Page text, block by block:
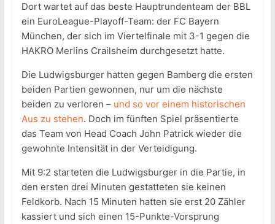
Dort wartet auf das beste Hauptrundenteam der BBL
ein EuroLeague-Playoff-Team: der FC Bayern
München, der sich im Viertelfinale mit 3-1 gegen die
HAKRO Merlins Crailsheim durchgesetzt hatte.
Die Ludwigsburger hatten gegen Bamberg die ersten
beiden Partien gewonnen, nur um die nächste
beiden zu verloren – und so vor einem historischen
Aus zu stehen. Doch im fünften Spiel präsentierte
das Team von Head Coach John Patrick wieder die
gewohnte Intensität in der Verteidigung.
Mit 9:2 starteten die Ludwigsburger in die Partie, in
den ersten drei Minuten gestatteten sie keinen
Feldkorb. Nach 15 Minuten hatten sie erst 20 Zähler
kassiert und sich einen 15-Punkte-Vorsprung